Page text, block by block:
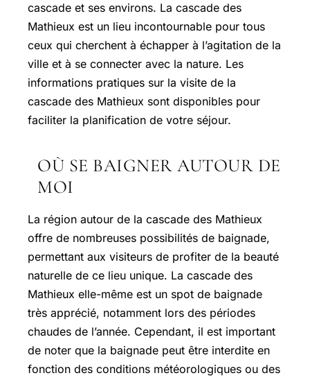
cascade et ses environs. La cascade des
Mathieux est un lieu incontournable pour tous
ceux qui cherchent à échapper à l’agitation de la
ville et à se connecter avec la nature. Les
informations pratiques sur la visite de la
cascade des Mathieux sont disponibles pour
faciliter la planification de votre séjour.
OÙ SE BAIGNER AUTOUR DE
MOI
La région autour de la cascade des Mathieux
offre de nombreuses possibilités de baignade,
permettant aux visiteurs de profiter de la beauté
naturelle de ce lieu unique. La cascade des
Mathieux elle-même est un spot de baignade
très apprécié, notamment lors des périodes
chaudes de l’année. Cependant, il est important
de noter que la baignade peut être interdite en
fonction des conditions météorologiques ou des